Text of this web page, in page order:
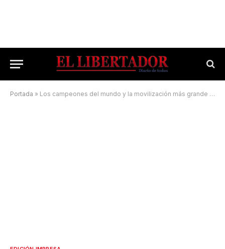
Portada » Los campeones del mundo y la movilización más grande de la historia